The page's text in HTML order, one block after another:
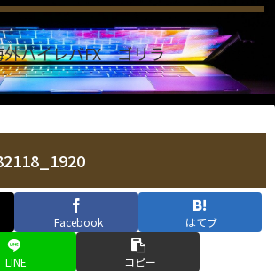
外ハイレバFX ゴリラ
Facebook はてブ
LINE コピー